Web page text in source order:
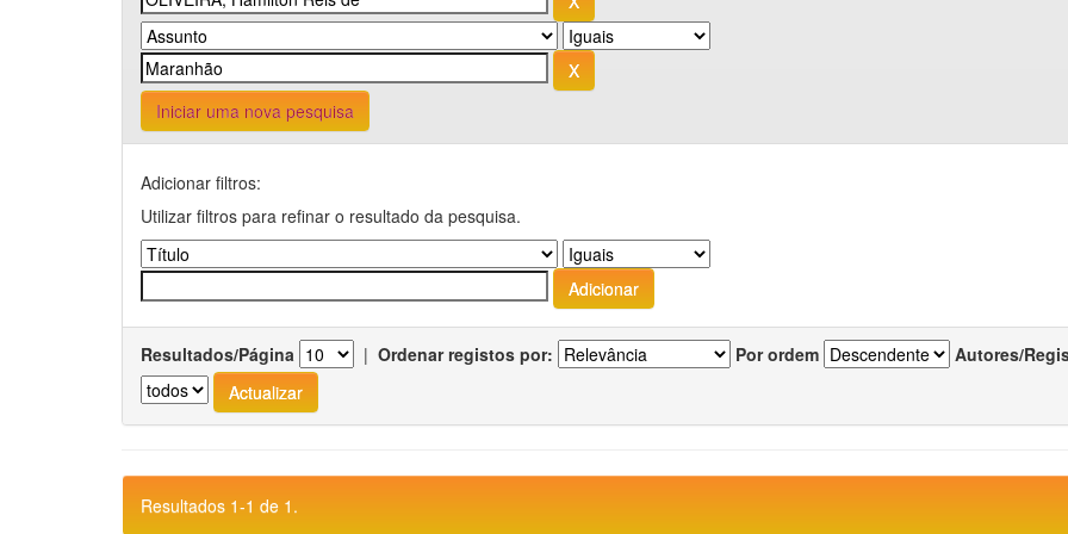
Iniciar uma nova pesquisa
Adicionar filtros:
Utilizar filtros para refinar o resultado da pesquisa.
Resultados/Página | Ordenar registos por: Por ordem Autores/
Resultados 1-1 de 1.